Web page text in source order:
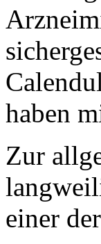
haben
Zur
einer